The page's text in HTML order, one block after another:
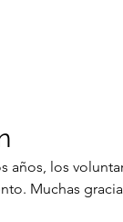
años, los
Muchas